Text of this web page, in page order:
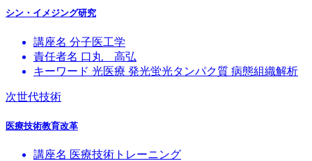
シン・イメジング研究
講座名 分子医工学
責任者名 口丸 高弘
キーワード 光医療 発光蛍光タンパク質 病態組織解析
次世代技術
医療技術教育改革
講座名 医療技術トレーニング